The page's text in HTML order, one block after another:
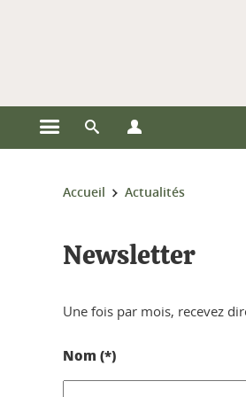
Ouvrir le menu principal
Ouvrir le moteur de recherche
Vous êtes ici :
Accueil Actualités
Newsletter
Une fois par mois, recevez
Nom (*)